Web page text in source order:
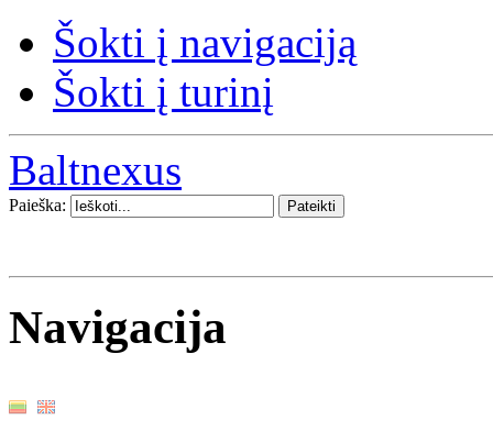
Šokti į navigaciją
Šokti į turinį
Baltnexus
Paieška:
Navigacija